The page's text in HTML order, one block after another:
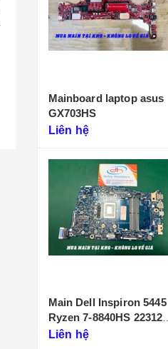
Mainboard laptop asus
GX703HS
Liên hệ
Main Dell Inspiron 5445
Ryzen 7-8840HS 223125-
1Liên hệ